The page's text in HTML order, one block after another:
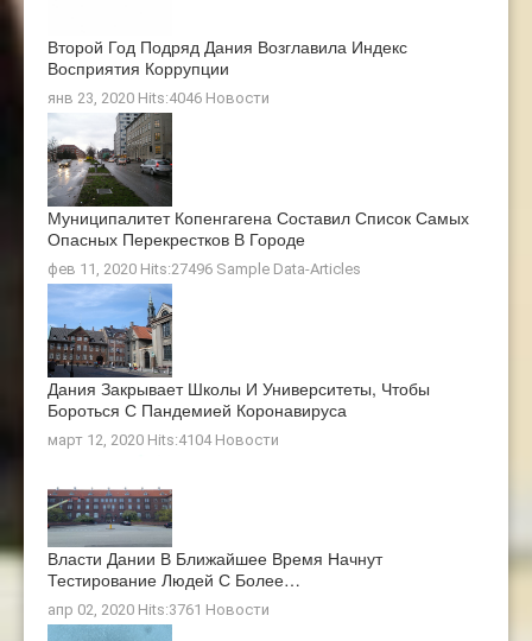
Второй Год Подряд Дания Возглавила Индекс
Восприятия Коррупции
янв 23, 2020 Hits:4046 Новости
Муниципалитет Копенгагена Составил Список Самых
Опасных Перекрестков В Городе
фев 11, 2020 Hits:27496 Sample Data-Articles
Дания Закрывает Школы И Университеты, Чтобы
Бороться С Пандемией Коронавируса
март 12, 2020 Hits:4104 Новости
Власти Дании В Ближайшее Время Начнут
Тестирование Людей С Более…
апр 02, 2020 Hits:3761 Новости